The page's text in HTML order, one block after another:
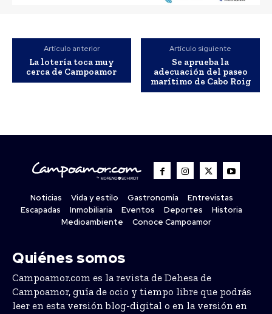
Artículo anterior
La lotería toca muy
cerca de Campoamor
Artículo siguiente
Se aprueba la
adecuación del paseo
marítimo de Cabo Roig
Noticias Vida y estilo Gastronomía
Entrevistas
Escapadas
Inmobiliaria Eventos Deportes
Historia
Medioambiente
Conoce Campoamor
Quiénes somos
Campoamor.com es la revista de Dehesa de
Campoamor, guía de ocio y tiempo libre que podrás
leer en esta versión blog-digital o en la versión en